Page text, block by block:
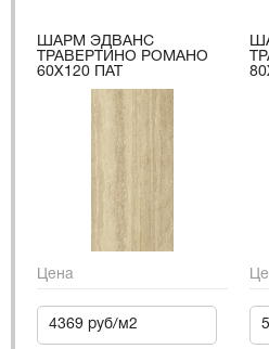
ШАРМ ЭДВАНС
ТРАВЕРТИНО РОМАНО
60X120 ПАТ
Цена
4369 руб/м2